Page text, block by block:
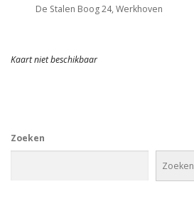
De Stalen Boog 24, Werkhoven
Kaart niet beschikbaar
Zoeken
Zoeken